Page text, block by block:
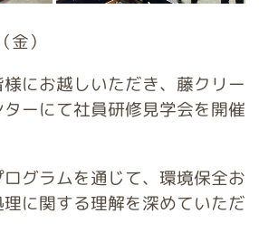
）
にお越しいただき、藤クリー
ーにて社員研修見学会を開催
グラムを通じて、環境保全お
に関する理解を深めていただ